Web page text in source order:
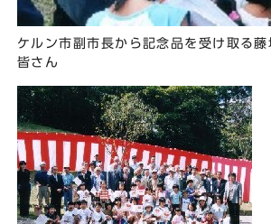
ケルン市副市長から記念品を受け取る
皆さん